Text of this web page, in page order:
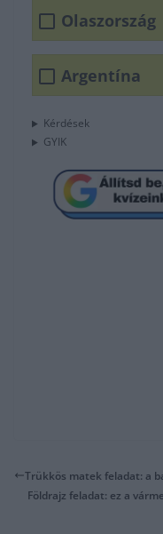
Olaszország
Argentína
Kérdések
GYIK
Trükkös matek feladat: a
Földrajz feladat: ez a